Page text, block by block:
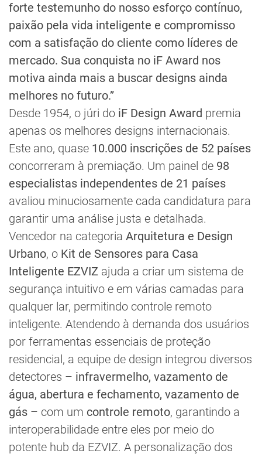
forte testemunho do nosso esforço contínuo,
paixão pela vida inteligente e compromisso
com a satisfação do cliente como líderes de
mercado. Sua conquista no iF Award nos
motiva ainda mais a buscar designs ainda
melhores no futuro.”
Desde 1954, o júri do iF Design Award premia
apenas os melhores designs internacionais.
Este ano, quase 10.000 inscrições de 52 países
concorreram à premiação. Um painel de 98
especialistas independentes de 21 países
avaliou minuciosamente cada candidatura para
garantir uma análise justa e detalhada.
Vencedor na categoria Arquitetura e Design
Urbano, o Kit de Sensores para Casa
Inteligente EZVIZ ajuda a criar um sistema de
segurança intuitivo e em várias camadas para
qualquer lar, permitindo controle remoto
inteligente. Atendendo à demanda dos usuários
por ferramentas essenciais de proteção
residencial, a equipe de design integrou diversos
detectores – infravermelho, vazamento de
água, abertura e fechamento, vazamento de
gás – com um controle remoto, garantindo a
interoperabilidade entre eles por meio do
potente hub da EZVIZ. A personalização dos